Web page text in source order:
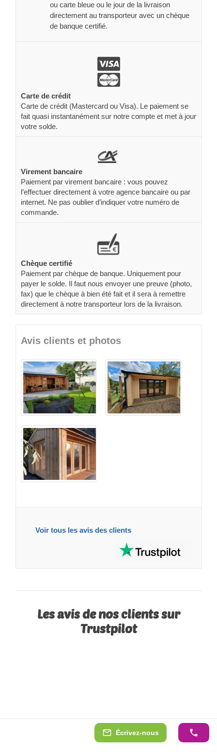
ou carte bleue ou le jour de la livraison
directement au transporteur avec un chèque
de banque certifié.
Carte de crédit
Carte de crédit (Mastercard ou Visa). Le paiement se
fait quasi instantanément sur notre compte et met à jour
votre solde.
Virement bancaire
Paiement par virement bancaire : vous pouvez
l’effectuer directement à votre agence bancaire ou par
internet. Ne pas oublier d’indiquer votre numéro de
commande.
Chèque certifié
Paiement par chèque de banque. Uniquement pour
payer le solde. Il faut nous envoyer une preuve (photo,
fax) que le chèque à bien été fait et il sera à remettre
directement à notre transporteur lors de la livraison.
Avis clients et photos
Voir tous les avis des clients
Écrivez-nous
Les avis de nos clients sur
Trustpilot